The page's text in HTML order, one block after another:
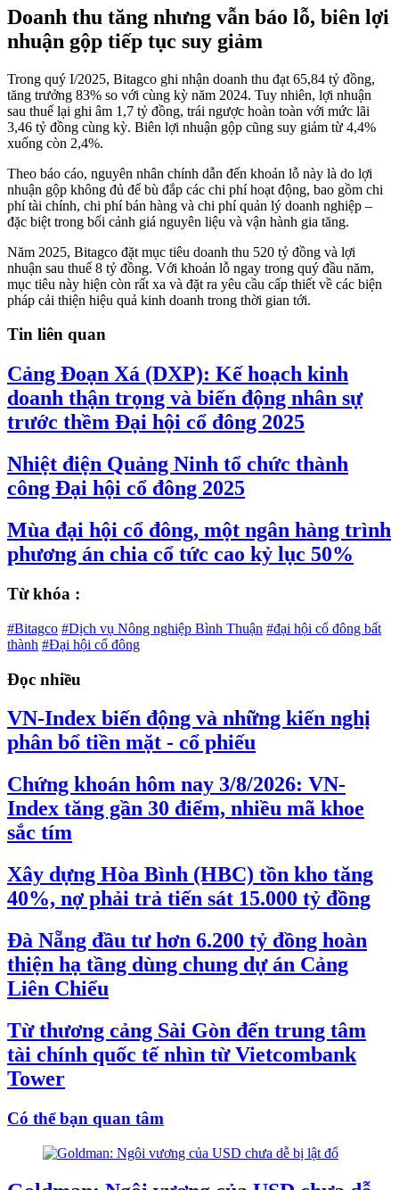
Doanh thu tăng nhưng vẫn báo lỗ, biên lợi
nhuận gộp tiếp tục suy giảm
Trong quý I/2025, Bitagco ghi nhận doanh thu đạt 65,84 tỷ đồng,
tăng trưởng 83% so với cùng kỳ năm 2024. Tuy nhiên, lợi nhuận
sau thuế lại ghi âm 1,7 tỷ đồng, trái ngược hoàn toàn với mức lãi
3,46 tỷ đồng cùng kỳ. Biên lợi nhuận gộp cũng suy giảm từ 4,4%
xuống còn 2,4%.
Theo báo cáo, nguyên nhân chính dẫn đến khoản lỗ này là do lợi
nhuận gộp không đủ để bù đắp các chi phí hoạt động, bao gồm chi
phí tài chính, chi phí bán hàng và chi phí quản lý doanh nghiệp –
đặc biệt trong bối cảnh giá nguyên liệu và vận hành gia tăng.
Năm 2025, Bitagco đặt mục tiêu doanh thu 520 tỷ đồng và lợi
nhuận sau thuế 8 tỷ đồng. Với khoản lỗ ngay trong quý đầu năm,
mục tiêu này hiện còn rất xa và đặt ra yêu cầu cấp thiết về các biện
pháp cải thiện hiệu quả kinh doanh trong thời gian tới.
Tin liên quan
Cảng Đoạn Xá (DXP): Kế hoạch kinh
doanh thận trọng và biến động nhân sự
trước thềm Đại hội cổ đông 2025
Nhiệt điện Quảng Ninh tổ chức thành
công Đại hội cổ đông 2025
Mùa đại hội cổ đông, một ngân hàng trình
phương án chia cổ tức cao kỷ lục 50%
Từ khóa :
#Bitagco #Dịch vụ Nông nghiệp Bình Thuận #đại hội cổ đông bất
thành #Đại hội cổ đông
Đọc nhiều
VN-Index biến động và những kiến nghị
phân bổ tiền mặt - cổ phiếu
Chứng khoán hôm nay 3/8/2026: VN-
Index tăng gần 30 điểm, nhiều mã khoe
sắc tím
Xây dựng Hòa Bình (HBC) tồn kho tăng
40%, nợ phải trả tiến sát 15.000 tỷ đồng
Đà Nẵng đầu tư hơn 6.200 tỷ đồng hoàn
thiện hạ tầng dùng chung dự án Cảng
Liên Chiểu
Từ thương cảng Sài Gòn đến trung tâm
tài chính quốc tế nhìn từ Vietcombank
Tower
Có thể bạn quan tâm